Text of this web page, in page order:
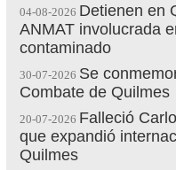
04-08-2026 Detienen en
ANMAT involucrada
contaminado
30-07-2026 Se
Combate de Quilmes
20-07-2026 Falleció
que expandió
Quilmes